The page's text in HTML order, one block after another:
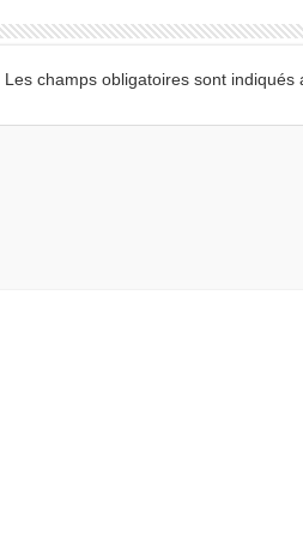
Les champs obligatoires sont indiqués